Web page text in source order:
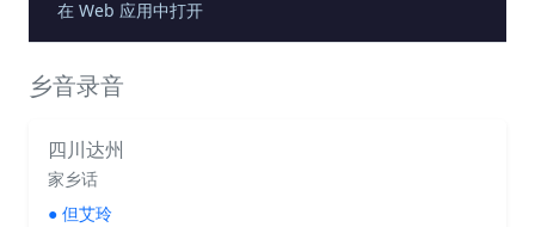
在 Web 应用中打开
乡音录音
四川达州
家乡话
● 但艾玲